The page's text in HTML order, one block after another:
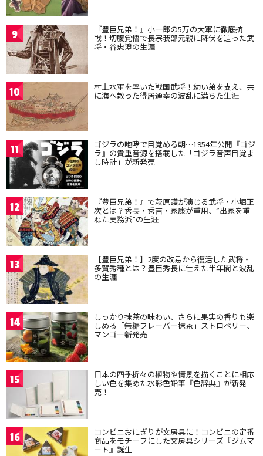
9 『豊臣兄弟！』小一郎の5万の大軍に徹底抗
戦！切腹覚悟で長宗我部元親に降伏を迫った武
将・谷忠澄の生涯
10 村上水軍を率いた戦国武将！幼い弟を支え、共
に海へ散った得居通幸の波乱に満ちた生涯
11 ゴジラの咆哮で目覚める朝…1954年公開『ゴジ
ラ』の貴重音源を搭載した「ゴジラ音声目覚ま
し時計」が新発売
12 『豊臣兄弟！』で萩原護が演じる武将・小堀正
次とは？秀長・秀吉・家康が重用、“出家を重
ねた実務派”の生涯
13 【豊臣兄弟！】2度の改易から復活した武将・
多賀秀種とは？豊臣秀長に仕えた半年間と波乱
の生涯
14 しっかり抹茶の味わい、さらに果実の香りも楽
しめる「無糖フレーバー抹茶」ストロベリー、
マンゴー新発売
15 日本の四季折々の植物や情景を描くことに相応
しい色を集めた水彩色鉛筆『色辞典』が新発
売！
16 コンビニおにぎりが文房具に！コンビニの定番
商品をモチーフにした文房具シリーズ『ジムマ
ート』誕生